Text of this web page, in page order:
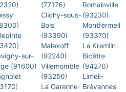
sur-
(91600)
(77176)
Clichy-sous-
Bois
(93390)
Malakoff
(92240)
Villemomble
(93250)
La Garenne-
Romainville
(93230)
Montfermeil
(93370)
Le Kremlin-
Bicêtre
(94270)
Limeil-
Brévannes